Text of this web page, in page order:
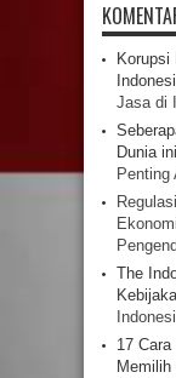
Korupsi
Jasa di
Dunia
Penting
The
17